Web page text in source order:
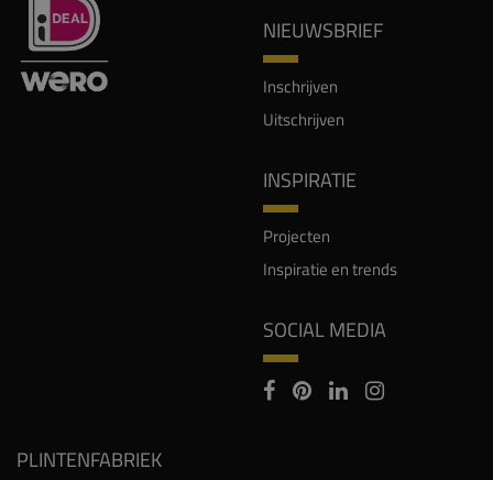
NIEUWSBRIEF
Inschrijven
Uitschrijven
INSPIRATIE
Projecten
Inspiratie en trends
SOCIAL MEDIA
PLINTENFABRIEK